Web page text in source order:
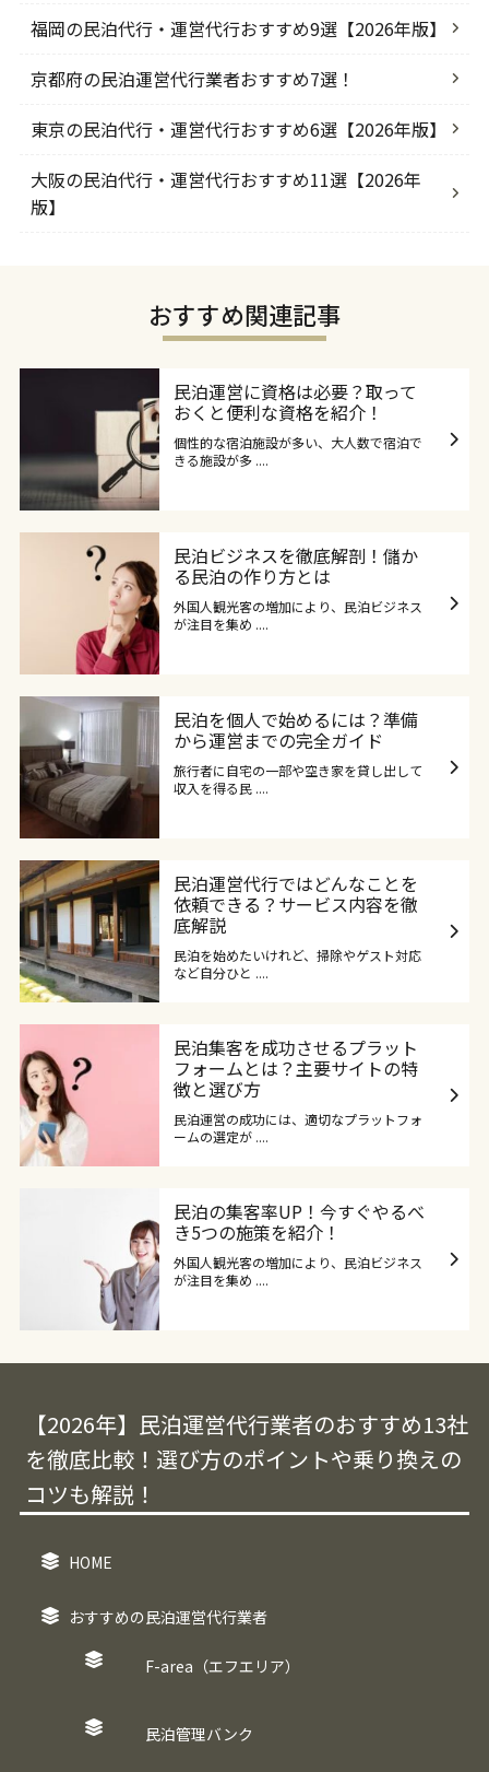
福岡の民泊代行・運営代行おすすめ9選【2026年版】
京都府の民泊運営代行業者おすすめ7選！
東京の民泊代行・運営代行おすすめ6選【2026年版】
大阪の民泊代行・運営代行おすすめ11選【2026年
版】
おすすめ関連記事
民泊運営に資格は必要？取って
おくと便利な資格を紹介！
個性的な宿泊施設が多い、大人数で宿泊で
きる施設が多 ....
民泊ビジネスを徹底解剖！儲か
る民泊の作り方とは
外国人観光客の増加により、民泊ビジネス
が注目を集め ....
民泊を個人で始めるには？準備
から運営までの完全ガイド
旅行者に自宅の一部や空き家を貸し出して
収入を得る民 ....
民泊運営代行ではどんなことを
依頼できる？サービス内容を徹
底解説
民泊を始めたいけれど、掃除やゲスト対応
など自分ひと ....
民泊集客を成功させるプラット
フォームとは？主要サイトの特
徴と選び方
民泊運営の成功には、適切なプラットフォ
ームの選定が ....
民泊の集客率UP！今すぐやるべ
き5つの施策を紹介！
外国人観光客の増加により、民泊ビジネス
が注目を集め ....
【2026年】民泊運営代行業者のおすすめ13社
を徹底比較！選び方のポイントや乗り換えの
コツも解説！
HOME
おすすめの民泊運営代行業者
F-area（エフエリア）
民泊管理バンク